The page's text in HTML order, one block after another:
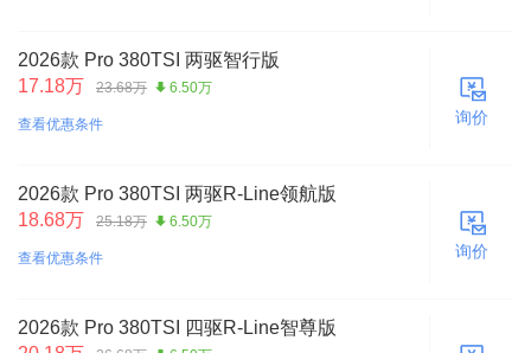
2026款 Pro 380TSI 两驱智行版
17.18万
23.68万 6.50万
查看优惠条件 询价
2026款 Pro 380TSI 两驱R-Line领航版
18.68万
25.18万 6.50万
查看优惠条件 询价
2026款 Pro 380TSI 四驱R-Line智尊版